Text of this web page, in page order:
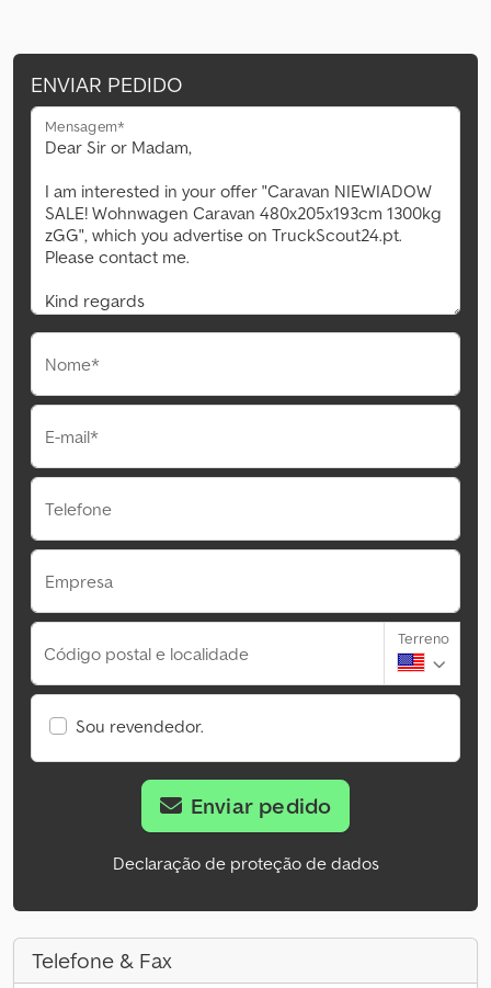
ENVIAR PEDIDO
Mensagem*
Nome*
E-mail*
Telefone
Empresa
Código postal e localidade
Terreno
Sou revendedor.
Enviar pedido
Declaração de proteção de dados
Telefone & Fax